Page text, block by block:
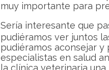
muy importante para
Sería interesante que
pudiéramos ver juntos
pudiéramos aconsejar
especialistas en salud